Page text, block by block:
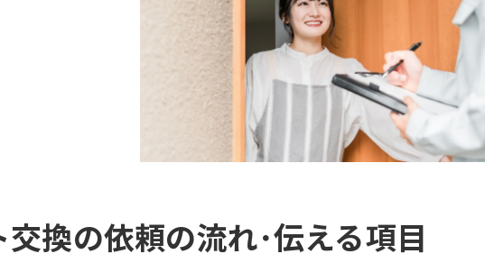
換の依頼の流れ･伝える項目